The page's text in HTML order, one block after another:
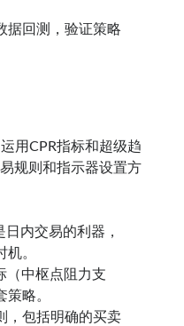
据回测，验证策略
用CPR指标和超级趋
规则和指示器设置方
内交易的利器，
。
（中枢点阻力支
略。
，包括明确的买卖